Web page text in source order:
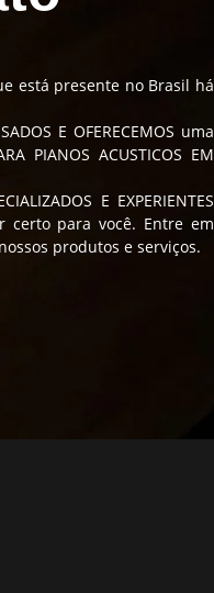
está presente no Brasil há
E OFERECEMOS uma
PIANOS ACUSTICOS EM
E EXPERIENTES
certo para você. Entre em
produtos e serviços.